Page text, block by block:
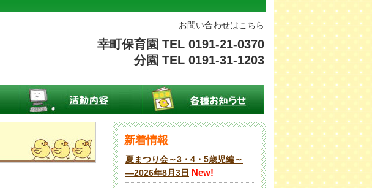
お問い合わせはこちら
幸町保育園 TEL 0191-21-0370
分園 TEL 0191-31-1203
新着情報
夏まつり会～3・4・5歳児編～
―2026年8月3日 New!